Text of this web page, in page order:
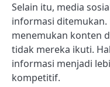
Selain itu, media
informasi ditemukan.
menemukan konten
tidak mereka ikuti.
informasi menjadi
kompetitif.